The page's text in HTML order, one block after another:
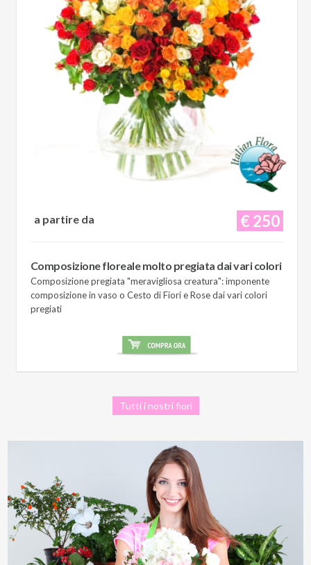
€ 250
a partire da
Composizione floreale molto pregiata dai vari colori
Composizione pregiata "meravigliosa creatura": imponente
composizione in vaso o Cesto di Fiori e Rose dai vari colori
pregiati
Tutti i nostri fiori